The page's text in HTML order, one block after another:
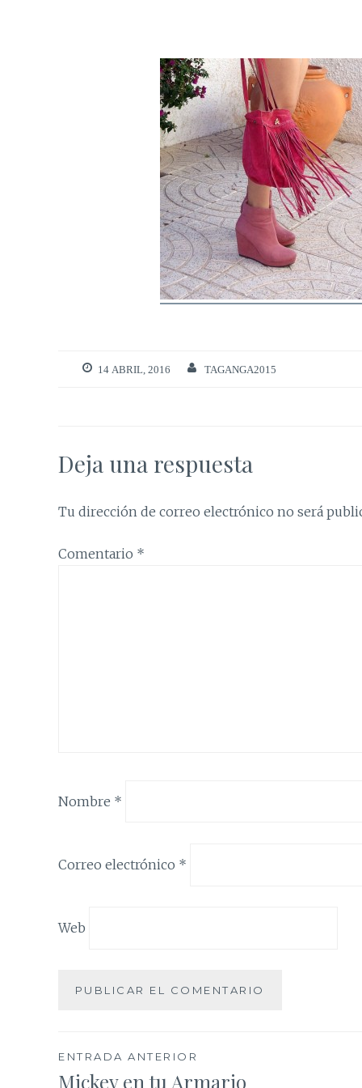
14 ABRIL, 2016 TAGANGA2015
Deja una respuesta
Tu dirección de correo electrónico no será
Comentario *
Nombre *
Correo electrónico *
Web
Navegación
ENTRADA ANTERIOR
Mickey en tu Armario